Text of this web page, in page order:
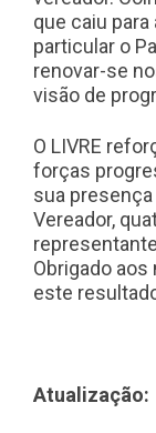
que caiu
particular o
renovar-se
visão de
O LIVRE
forças
sua
Vereador,
Obrigado
este
Atualização: